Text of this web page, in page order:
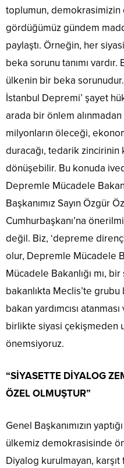
toplumun, demokrasimizin
gördüğümüz gündem
paylaştı. Örneğin, her
beka sorunu tanımı
ülkenin bir beka
İstanbul Depremi’ şayet
arada bir önlem
milyonların öleceği,
duracağı, tedarik
dönüşebilir. Bu konuda
Depremle Mücadele
Başkanımız Sayın Özgür
Cumhurbaşkanı’na
değil. Biz, ‘depreme
olur, Depremle Mücadele
Mücadele Bakanlığı mı,
bakanlıkta Meclis’te
bakan yardımcısı
birlikte siyasi çekişmeden
önemsiyoruz.
“SİYASETTE DİYALOG
ÖZEL OLMUŞTUR”
Genel Başkanımızın
ülkemiz demokrasisinde
Diyalog kurulmayan,